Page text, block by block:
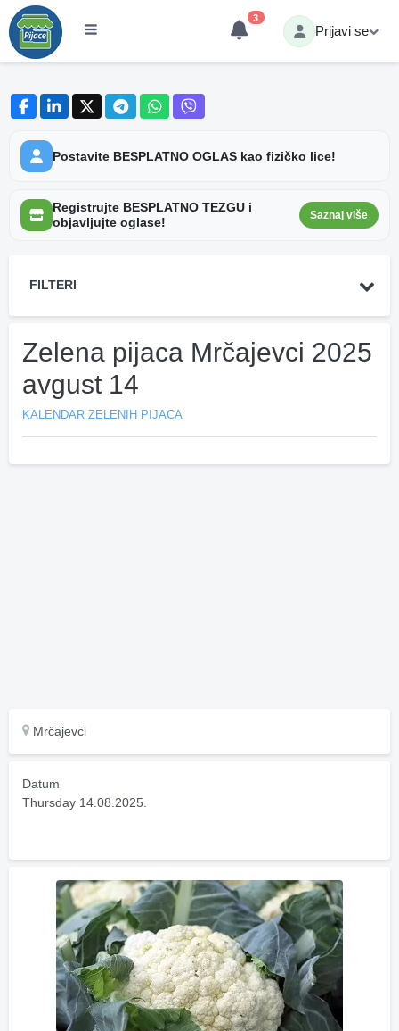
3
Prijavi se
Postavite BESPLATNO OGLAS kao fizičko lice!
Registrujte BESPLATNO TEZGU i
objavljujte oglase!
Saznaj više
FILTERI
Zelena pijaca Mrčajevci 2025
avgust 14
KALENDAR ZELENIH PIJACA
Mrčajevci
Datum
Thursday 14.08.2025.